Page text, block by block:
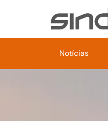
Notícias